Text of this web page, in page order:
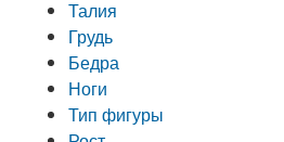
Талия
Грудь
Бедра
Ноги
Тип фигуры